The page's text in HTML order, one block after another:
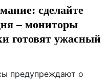
сделайте
– мониторы
готовят ужасный
предупреждают о